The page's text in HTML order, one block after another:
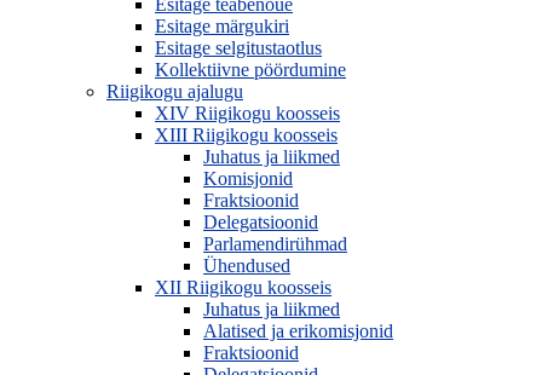
Esitage märgukiri
Esitage selgitustaotlus
Kollektiivne pöördumine
Riigikogu ajalugu
XIV Riigikogu koosseis
XIII Riigikogu koosseis
Juhatus ja liikmed
Komisjonid
Fraktsioonid
Delegatsioonid
Parlamendirühmad
Ühendused
XII Riigikogu koosseis
Juhatus ja liikmed
Alatised ja erikomisjonid
Fraktsioonid